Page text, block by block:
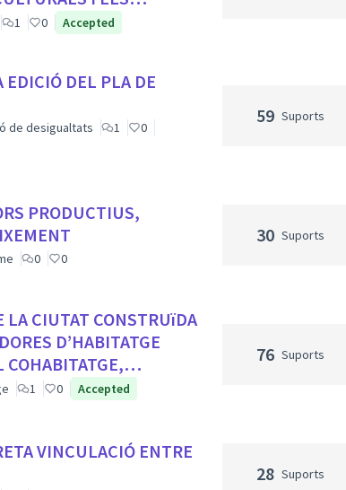
1 0 Accepted
EDICIÓ DEL PLA DE
de desigualtats 1
0
59 Suports
PRODUCTIUS,
0 0
30 Suports
CIUTAT CONSTRUïDA
D’HABITATGE
EN PLANTA BAIXA...
1 0 Accepted
76 Suports
VINCULACIÓ ENTRE
28 Suports